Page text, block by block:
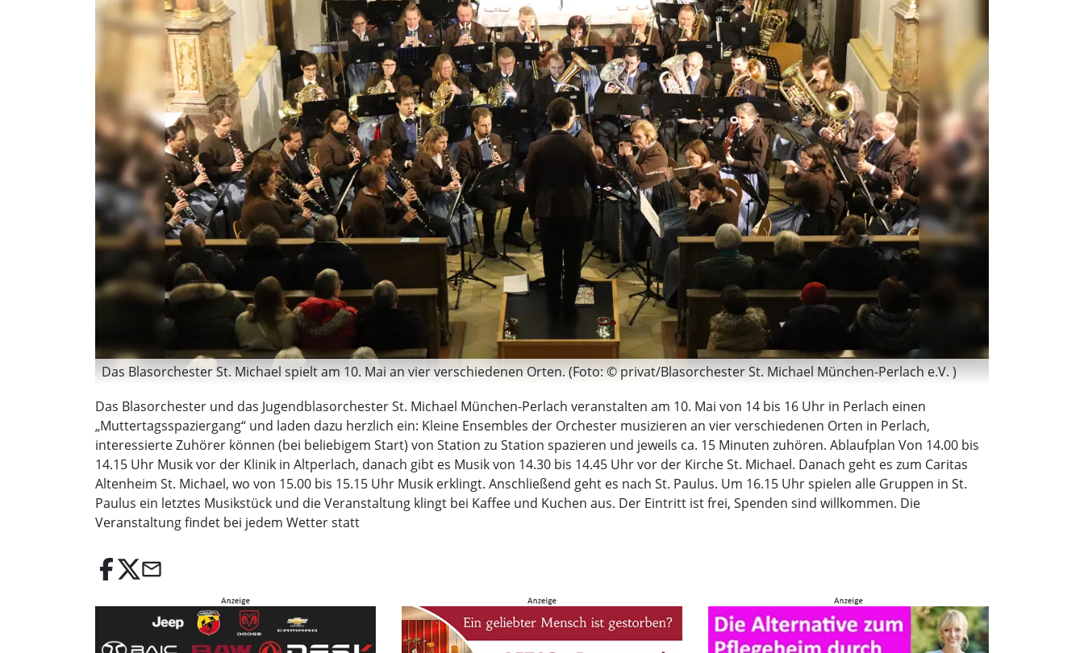
Das Blasorchester St. Michael spielt am 10. Mai an vier verschiedenen Orten. (Foto: © privat/Blasorchester St. Michael München-Perlach e.V. )
Das Blasorchester und das Jugendblasorchester St. Michael München-Perlach veranstalten am 10. Mai von 14 bis 16 Uhr in Perlach einen
„Muttertagsspaziergang“ und laden dazu herzlich ein: Kleine Ensembles der Orchester musizieren an vier verschiedenen Orten in Perlach,
interessierte Zuhörer können (bei beliebigem Start) von Station zu Station spazieren und jeweils ca. 15 Minuten zuhören. Ablaufplan Von 14.00 bis
14.15 Uhr Musik vor der Klinik in Altperlach, danach gibt es Musik von 14.30 bis 14.45 Uhr vor der Kirche St. Michael. Danach geht es zum Caritas
Altenheim St. Michael, wo von 15.00 bis 15.15 Uhr Musik erklingt. Anschließend geht es nach St. Paulus. Um 16.15 Uhr spielen alle Gruppen in St.
Paulus ein letztes Musikstück und die Veranstaltung klingt bei Kaffee und Kuchen aus. Der Eintritt ist frei, Spenden sind willkommen. Die
Veranstaltung findet bei jedem Wetter statt
email